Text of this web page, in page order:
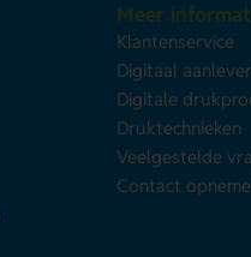
Meer
Klantenservice
Digitaal
Digitale
Druktechnieken
Veelgestelde
Contact